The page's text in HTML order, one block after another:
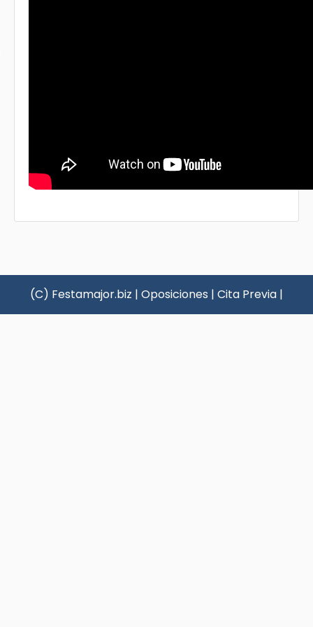
(C) Festamajor.biz | Oposiciones | Cita Previa |